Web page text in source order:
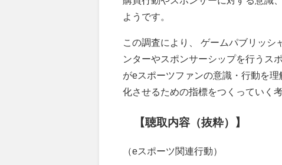
ようです。
この調査により、 ゲームパブリッ
ンターやスポンサーシップを行うス
がeスポーツファンの意識・行動を
化させるための指標をつくっていく
【聴取内容（抜粋）】
（eスポーツ関連行動）